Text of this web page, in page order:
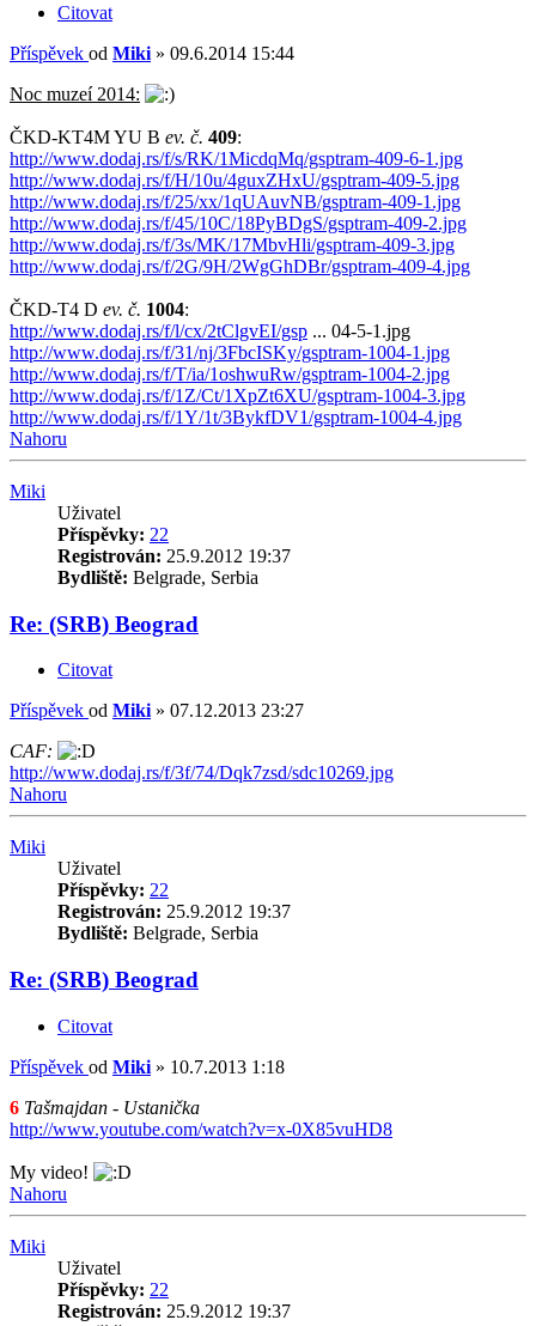
Citovat
Příspěvek od Miki » 09.6.2014 15:44
Noc muzeí 2014:
ČKD-KT4M YU B ev. č. 409:
http://www.dodaj.rs/f/s/RK/1MicdqMq/gsptram-409-6-1.jpg
http://www.dodaj.rs/f/H/10u/4guxZHxU/gsptram-409-5.jpg
http://www.dodaj.rs/f/25/xx/1qUAuvNB/gsptram-409-1.jpg
http://www.dodaj.rs/f/45/10C/18PyBDgS/gsptram-409-2.jpg
http://www.dodaj.rs/f/3s/MK/17MbvHli/gsptram-409-3.jpg
http://www.dodaj.rs/f/2G/9H/2WgGhDBr/gsptram-409-4.jpg
ČKD-T4 D ev. č. 1004:
http://www.dodaj.rs/f/l/cx/2tClgvEI/gsp ... 04-5-1.jpg
http://www.dodaj.rs/f/31/nj/3FbcISKy/gsptram-1004-1.jpg
http://www.dodaj.rs/f/T/ia/1oshwuRw/gsptram-1004-2.jpg
http://www.dodaj.rs/f/1Z/Ct/1XpZt6XU/gsptram-1004-3.jpg
http://www.dodaj.rs/f/1Y/1t/3BykfDV1/gsptram-1004-4.jpg
Nahoru
Miki
Uživatel
Příspěvky: 22
Registrován: 25.9.2012 19:37
Bydliště: Belgrade, Serbia
Re: (SRB) Beograd
Citovat
Příspěvek od Miki » 07.12.2013 23:27
CAF:
http://www.dodaj.rs/f/3f/74/Dqk7zsd/sdc10269.jpg
Nahoru
Miki
Uživatel
Příspěvky: 22
Registrován: 25.9.2012 19:37
Bydliště: Belgrade, Serbia
Re: (SRB) Beograd
Citovat
Příspěvek od Miki » 10.7.2013 1:18
6 Tašmajdan - Ustanička
http://www.youtube.com/watch?v=x-0X85vuHD8
My video!
Nahoru
Miki
Uživatel
Příspěvky: 22
Registrován: 25.9.2012 19:37